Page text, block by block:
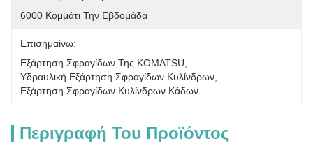
6000 Κομμάτι Την Εβδομάδα
Επισημαίνω:
Εξάρτηση Σφραγίδων Της KOMATSU
Υδραυλική Εξάρτηση Σφραγίδων Κυλίνδρων
Εξάρτηση Σφραγίδων Κυλίνδρων Κάδων
Περιγραφή Του Προϊόντος